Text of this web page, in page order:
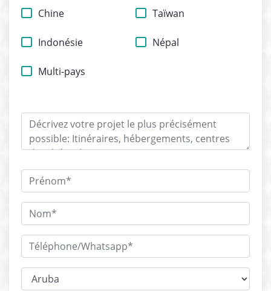
Chine Taïwan
Indonésie Népal
Multi-pays